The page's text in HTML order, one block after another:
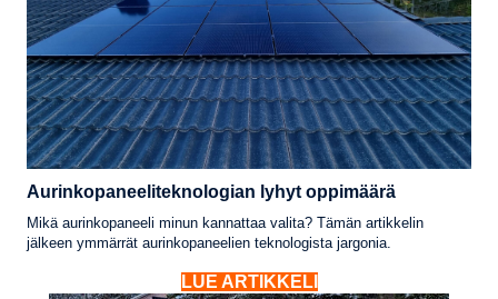
Aurinkopaneeliteknologian lyhyt oppimäärä
Mikä aurinkopaneeli minun kannattaa valita? Tämän artikkelin
jälkeen ymmärrät aurinkopaneelien teknologista jargonia.
LUE ARTIKKELI